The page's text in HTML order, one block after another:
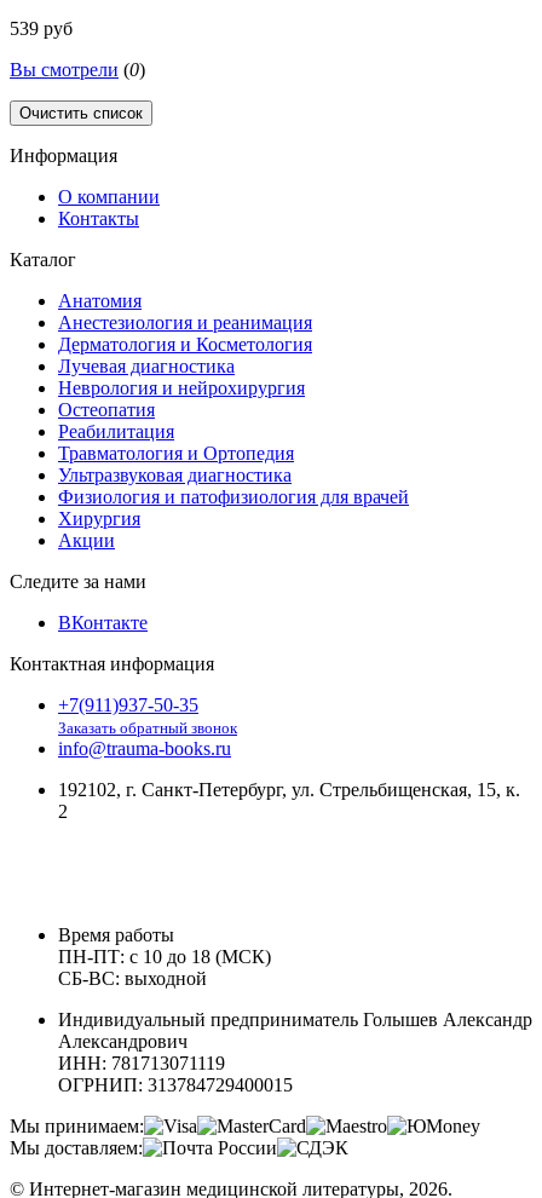
539 руб
Вы смотрели (0)
Очистить список
Информация
О компании
Контакты
Каталог
Анатомия
Анестезиология и реанимация
Дерматология и Косметология
Лучевая диагностика
Неврология и нейрохирургия
Остеопатия
Реабилитация
Травматология и Ортопедия
Ультразвуковая диагностика
Физиология и патофизиология для врачей
Хирургия
Акции
Следите за нами
ВКонтакте
Контактная информация
+7(911)937-50-35
Заказать обратный звонок
info@trauma-books.ru
192102, г. Санкт-Петербург, ул. Стрельбищенская, 15, к.
2
Время работы
ПН-ПТ: с 10 до 18 (МСК)
СБ-ВС: выходной
Индивидуальный предприниматель Голышев Александр
Александрович
ИНН: 781713071119
ОГРНИП: 313784729400015
Мы принимаем:
Мы доставляем:
© Интернет-магазин медицинской литературы, 2026.